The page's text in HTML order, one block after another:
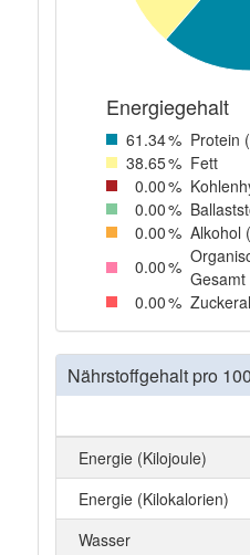
Energiegehalt
61 .34% Protein
38.65% Fett
0.00%
0.00%
0.00% Alkohol
0.00%
Gesamt
0.00%
Nährstoffgehalt pro
Energie (Kilojoule)
Energie (Kilokalorien)
Wasser